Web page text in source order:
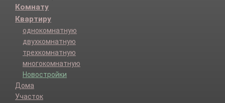
Комнату
Квартиру
однокомнатную
двухкомнатную
трехкомнатную
многокомнатную
Новостройки
Дома
Участок